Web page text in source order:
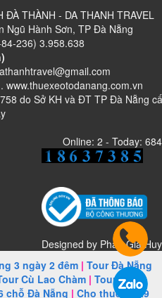
THÀNH - DA THANH TRAVEL
Ngũ Hành Sơn, TP Đà Nẵng
236) 3.958.638
. www.thuexeotodanang.com.vn
do Sở KH và ĐT TP Đà Nẵng
Online: 2 - Today: 684
Designed by Phan Gia Huy
3 ngày 2 đêm | Tour Đà Nẵng
Cù Lao Chàm| Tour Huế |
chỗ Đà Nẵng | Cho thuê xe 29